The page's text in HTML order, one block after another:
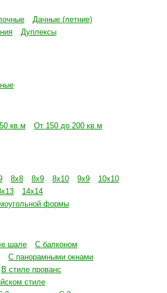
Дачные (летние)
Дуплексы
кв.м
От 150 до 200 кв.м
8х8 8х9 8х10 9х9
10х10
14х14
формы
шале
С балконом
С панорамными окнами
В стиле прованс
стиле